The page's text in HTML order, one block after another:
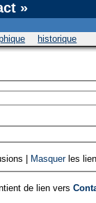
»
historique
| Masquerles
de lien vers